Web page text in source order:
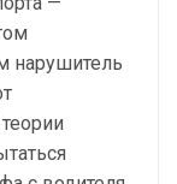
нарушитель